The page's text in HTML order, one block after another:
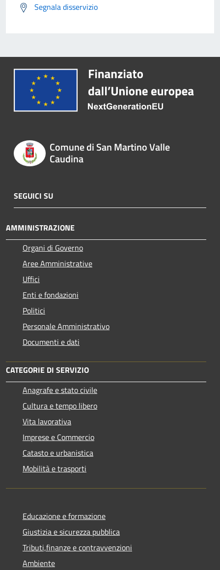
Segnala disservizio
Comune di San Martino Valle
Caudina
SEGUICI SU
AMMINISTRAZIONE
Organi di Governo
Aree Amministrative
Uffici
Enti e fondazioni
Politici
Personale Amministrativo
Documenti e dati
CATEGORIE DI SERVIZIO
Anagrafe e stato civile
Cultura e tempo libero
Vita lavorativa
Imprese e Commercio
Catasto e urbanistica
Mobilità e trasporti
Educazione e formazione
Giustizia e sicurezza pubblica
Tributi,finanze e contravvenzioni
Ambiente